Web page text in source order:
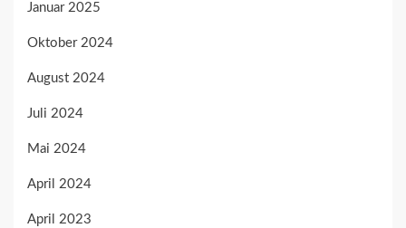
Januar 2025
Oktober 2024
August 2024
Juli 2024
Mai 2024
April 2024
April 2023